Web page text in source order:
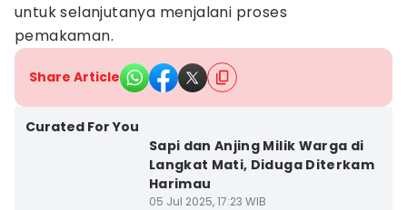
untuk selanjutanya menjalani proses
pemakaman.
Share Article
Curated For You
Sapi dan Anjing Milik Warga di
Langkat Mati, Diduga Diterkam
Harimau
05 Jul 2025, 17:23 WIB